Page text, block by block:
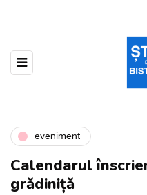
eveniment
Calendarul
grădiniță